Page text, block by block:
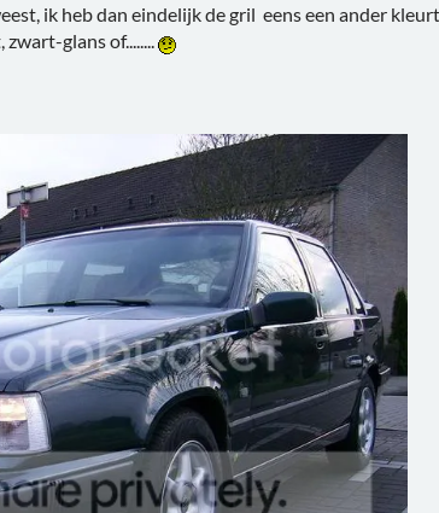
ik heb dan eindelijk de gril eens een ander
glans of........